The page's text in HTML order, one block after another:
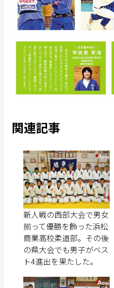
関連記事
新人戦の西部大会で男女
揃って優勝を飾った浜松
商業高校柔道部。その後
の県大会でも男子がベス
ト4進出を果たした。